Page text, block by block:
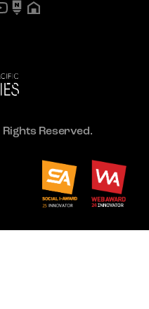
Rights Reserved.